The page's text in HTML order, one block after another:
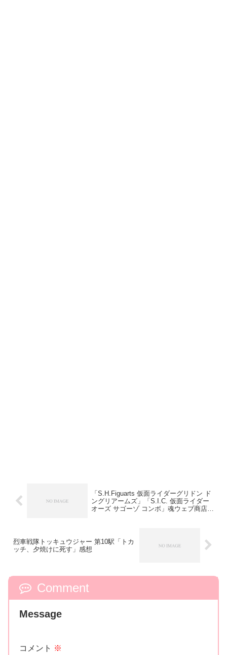
「S.H.Figuarts 仮面ライダーグリドン ド
ングリアームズ」「S.I.C. 仮面ライダー
オーズ サゴーゾ コンボ」魂ウェブ商店7
烈車戦隊トッキュウジャー 第10駅「トカ
ッチ、夕焼けに死す」感想
Comment
Message
コメント ※